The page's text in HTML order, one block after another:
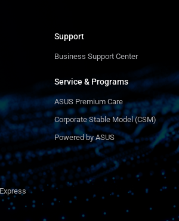
Support
Business Support Center
Service & Programs
ASUS Premium Care
Corporate Stable Model (CSM)
Powered by ASUS